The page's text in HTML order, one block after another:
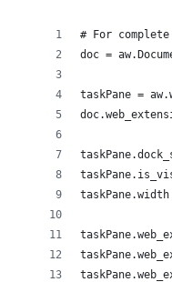
# For
doc =
taskPane =